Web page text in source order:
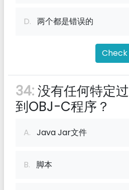
D. 两个都是错误的
34:没有任何特定
到OBJ-C程序？
A. Java Jar文件
B. 脚本